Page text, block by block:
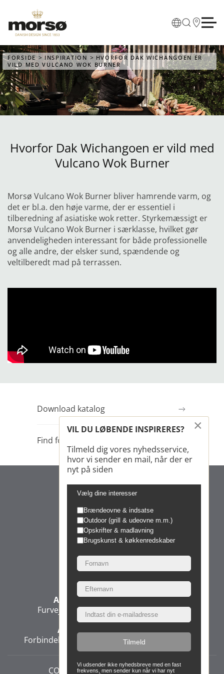
Skip to main content
FORSIDE INSPIRATION
HVORFOR DAK WICHANGOEN ER
VILD MED VULCANO WOK BURNER
Hvorfor Dak Wichangoen er vild med
Vulcano Wok Burner
Morsø Vulcano Wok Burner bliver hamrende varm, og
det er bl.a. den høje varme, der er essentiel i
tilberedning af asiatiske wok retter. Styrkemæssigt er
Morsø Vulcano Wok Burner i særklasse, hvilket gør
anvendeligheden interessant for både professionelle
og alle andre, der elsker sund, spændende og
veltilberedt mad på terrassen.
Download katalog
Find forhandler
Morsø Jernstøberi A/S
Administration & Produktion
Furvej 6, 7900 Nykøbing Mors, Denmark
Administration & Direktion
Forbindelsesvej 3, 2100 Copenhagen, Denmark
COOKIES PERSONDATAPOLITIK
×
VIL DU LØBENDE INSPIRERES?
Tilmeld dig vores nyhedsservice,
hvor vi sender en mail, når der er
nyt på siden
Vælg dine interesser
Brændeovne & indsatse
Outdoor (grill & udeovne m.m.)
Opskrifter & madlavning
Brugskunst & køkkenredskaber
Tilmeld
Vi udsender ikke nyhedsbreve med en fast
frekvens, men sender kun når vi har nyt